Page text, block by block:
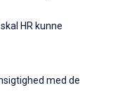
HR kunne
med de